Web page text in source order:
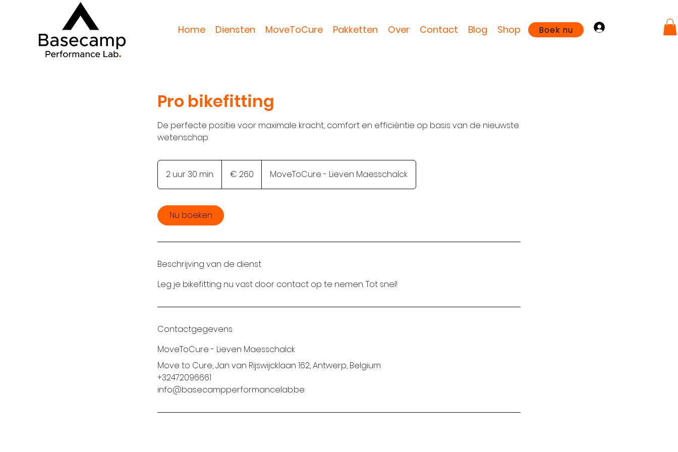
Home Diensten MoveToCure Pakketten Over Contact Blog Shop Boek nu
Pro bikefitting
De perfecte positie voor maximale kracht, comfort en efficiëntie op basis van de nieuwste
wetenschap
2 uur 30 min.
u
3
.
€ 260 MoveToCure - Lieven Maesschalck
Nu boeken
Beschrijving van de dienst
Leg je bikefitting nu vast door contact op te nemen. Tot snel!
Contactgegevens
MoveToCure - Lieven Maesschalck
Move to Cure, Jan van Rijswijcklaan 162, Antwerp, Belgium
+32472096661
info@basecampperformancelab.be